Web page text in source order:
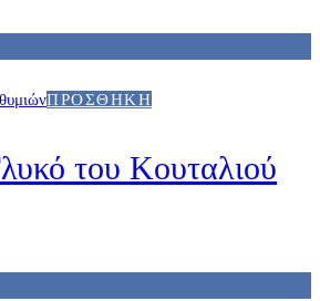
ΠΡΟΣΘΉΚΗ
του Κουταλιού